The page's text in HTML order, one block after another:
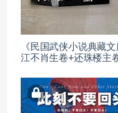
《民国武侠小说典藏文
江不肖生卷+还珠楼主